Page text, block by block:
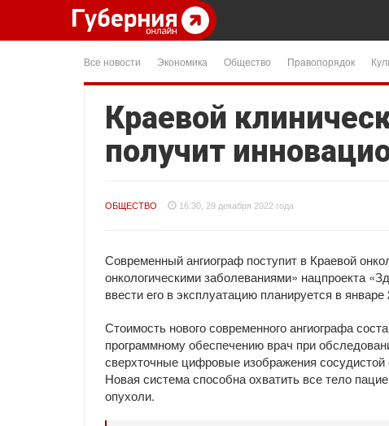
Все новости Экономика Общество Правопорядок
Краевой
получит
ОБЩЕСТВО 16:30, 29 декабря 2022 года
Современный ангиограф поступит в Краевой
онкологическими заболеваниями» нацпроекта
ввести его в эксплуатацию планируется в январе
Стоимость нового современного ангиографа
программному обеспечению врач при
сверхточные цифровые изображения
Новая система способна охватить все тело
опухоли.